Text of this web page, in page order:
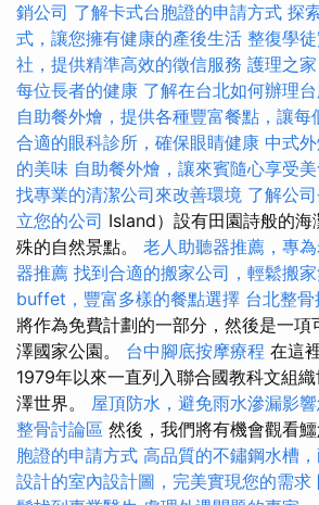
銷公司 了解卡式台胞證的申請方式 探
式，讓您擁有健康的產後生活 整復學
社，提供精準高效的徵信服務 護理之
每位長者的健康 了解在台北如何辦理
自助餐外燴，提供各種豐富餐點，讓每
合適的眼科診所，確保眼睛健康 中式
的美味 自助餐外燴，讓來賓隨心享受
找專業的清潔公司來改善環境 了解公
立您的公司 Island）設有田園詩般的
殊的自然景點。 老人助聽器推薦，專
器推薦 找到合適的搬家公司，輕鬆搬
buffet，豐富多樣的餐點選擇 台北整
將作為免費計劃的一部分，然後是一項
澤國家公園。 台中腳底按摩療程 在這
1979年以來一直列入聯合國教科文組
澤世界。 屋頂防水，避免雨水滲漏影
整骨討論區 然後，我們將有機會觀看鱷
胞證的申請方式 高品質的不鏽鋼水槽
設計的室內設計圖，完美實現您的需求